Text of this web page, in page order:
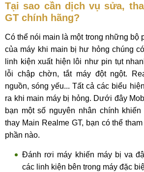
Tại sao cần dịch vụ sửa,
GT chính hãng?
Có thể nói main là một trong những bộ
của máy khi main bị hư hỏng chúng
linh kiện xuất hiện lôi như pin tụt
lỗi chập chờn, tắt máy đột ngột.
nguồn, sóng yếu... Tất cả các biểu
ra khi main máy bị hỏng. Dưới đây
bạn một số nguyên nhân chính
thay Main Realme GT, bạn có thể
phần nào.
Đánh rơi máy khiến máy bị va
các linh kiện bên trong máy đặc